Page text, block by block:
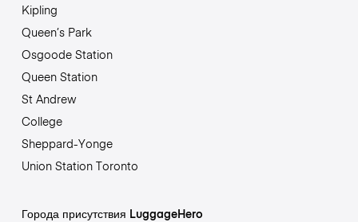
Kipling
Queen’s Park
Osgoode Station
Queen Station
St Andrew
College
Sheppard-Yonge
Union Station Toronto
Города присутствия LuggageHero